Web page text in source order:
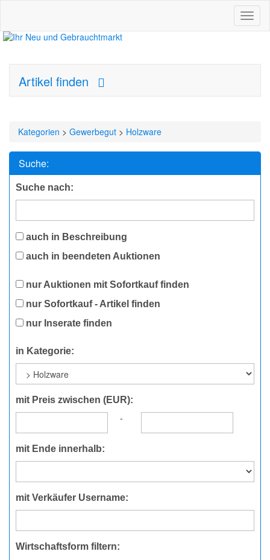
Artikel finden
Kategorien > Gewerbegut > Holzware
Suche:
Suche nach:
auch in Beschreibung
auch in beendeten Auktionen
nur Auktionen mit Sofortkauf finden
nur Sofortkauf - Artikel finden
nur Inserate finden
in Kategorie:
mit Preis zwischen (EUR):
-
mit Ende innerhalb:
mit Verkäufer Username:
Wirtschaftsform filtern: